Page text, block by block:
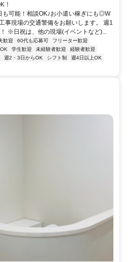
！
可能！相談OK♪お小遣い稼ぎにも◎W
事現場の交通警備をお願いします。 週1
※日祝は、他の現場(イベントなど)...
歓迎 60代も応募可
フリーター歓迎
学生歓迎 未経験者歓迎
経験者歓迎
週2・3日からOK シフト制
週4日以上OK